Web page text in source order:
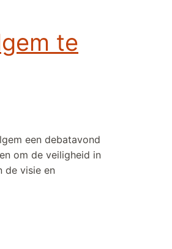
te
een debatavond
om de veiligheid in
de visie en